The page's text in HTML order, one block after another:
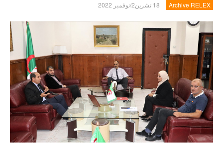
Archive RELEX 18 تشرين2/نوفمبر 2022